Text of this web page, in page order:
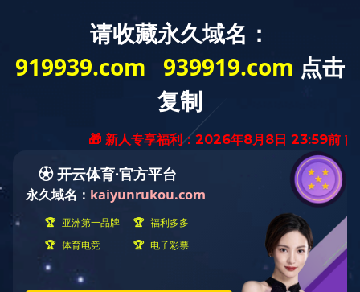
米兰milan（中国） 关于我们 新闻资讯